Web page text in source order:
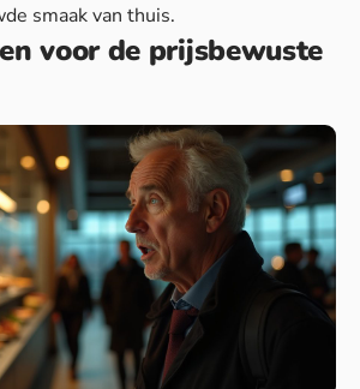
smaak van thuis.
voor de prijsbewuste